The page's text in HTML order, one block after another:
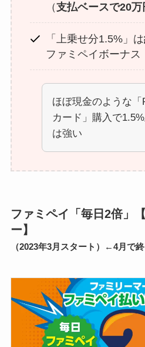
（支払ベースで20万
「上乗せ分1.5%」は
ファミペイボーナス
ほぼ現金のような「
カード」購入で
は強い
ファミペイ「毎日2倍」
ー】
（2023年3月スタート）←4月で